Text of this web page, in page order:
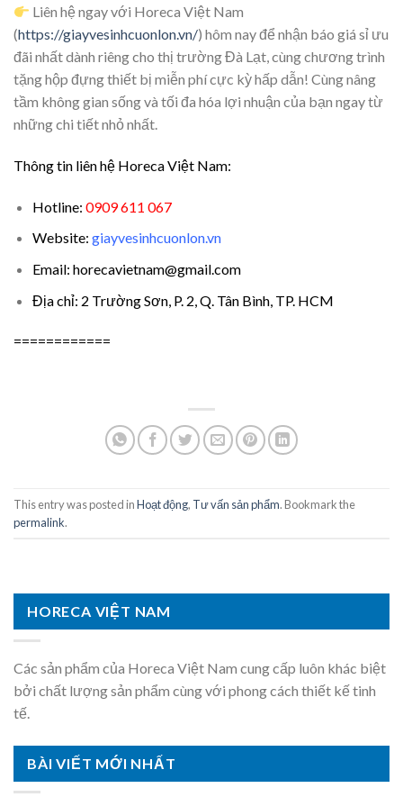
Liên hệ ngay với Horeca Việt Nam
(https://giayvesinhcuonlon.vn/) hôm nayđể nhận báo giá sỉ ưu
đãi nhất dành riêng cho thị trường Đà Lạt, cùng chương trình
tặng hộp đựng thiết bị miễn phí cực kỳ hấp dẫn! Cùng nâng
tầm không gian sống và tối đa hóa lợi nhuận của bạn ngay từ
những chi tiết nhỏ nhất.
Thông tin liên hệ Horeca Việt Nam:
Hotline: 0909 611 067
Website: giayvesinhcuonlon.vn
Email: horecavietnam@gmail.com
Địa chỉ: 2 Trường Sơn, P. 2, Q. Tân Bình, TP. HCM
============
This entry was posted inHoạt động, Tư vấn sản phẩm. Bookmark the
permalink.
HORECA VIỆT NAM
Các sản phẩm của Horeca Việt Nam cung cấp luôn khác biệt
bởi chất lượng sản phẩm cùng với phong cách thiết kế tinh
tế.
BÀI VIẾT MỚI NHẤT